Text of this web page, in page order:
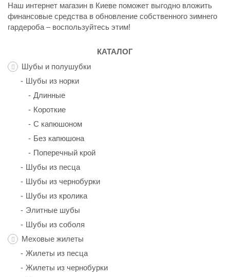
Наш интернет магазин в Киеве поможет выгодно вложить
финансовые средства в обновление собственного зимнего
гардероба – воспользуйтесь этим!
КАТАЛОГ
Шубы и полушубки
Шубы из норки
Длинные
Короткие
С капюшоном
Без капюшона
Поперечный крой
Шубы из песца
Шубы из чернобурки
Шубы из кролика
Элитные шубы
Шубы из соболя
Меховые жилеты
Жилеты из песца
Жилеты из чернобурки